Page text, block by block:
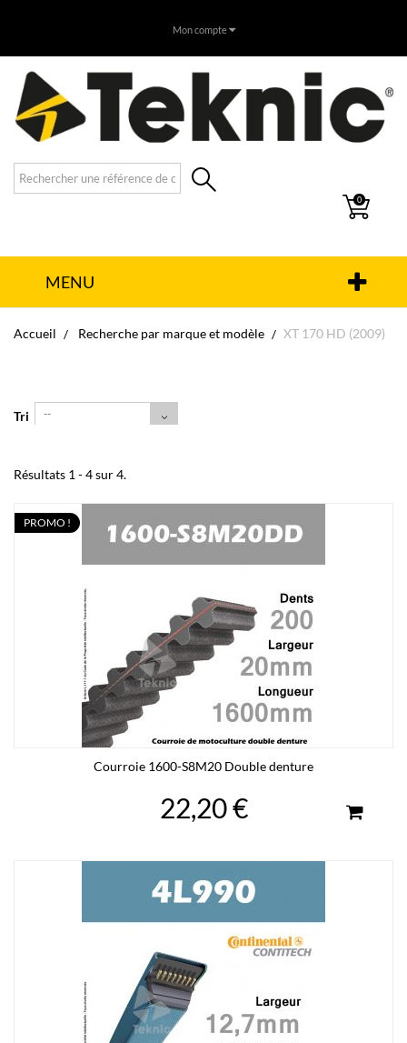
Mon compte
0
MENU
Accueil Recherche par marque et modèle XT 170 HD (2009)
Tri --
Résultats 1 - 4 sur 4.
PROMO !
Courroie 1600-S8M20 Double denture
22,20 €